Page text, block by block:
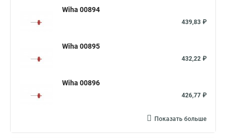
Wiha 00894
439,83 ₽
Wiha 00895
432,22 ₽
Wiha 00896
426,77 ₽
Показать больше